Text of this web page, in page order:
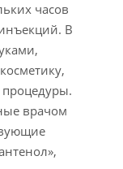
часов
В
врачом